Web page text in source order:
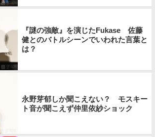
『謎の強敵』を演じたFukase 佐藤
健とのバトルシーンでいわれた言葉と
は？
永野芽郁しか聞こえない？ モスキー
ト音が聞こえず仲里依紗ショック